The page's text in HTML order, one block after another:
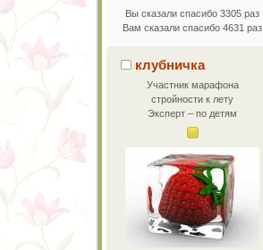
Вы сказали спасибо 3305 раз
Вам сказали спасибо 4631 раз
клубничка
Участник марафона
стройности к лету
Эксперт – по детям